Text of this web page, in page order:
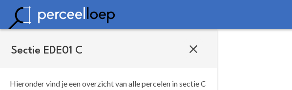
Sectie EDE01 C
Hieronder vind je een overzicht van alle percelen in sectie C